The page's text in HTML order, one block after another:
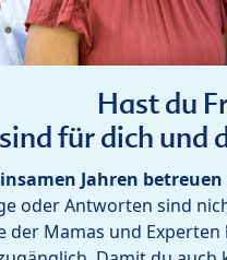
Hast du
für dich und
Jahren
oder Antworten sind
der Mamas und